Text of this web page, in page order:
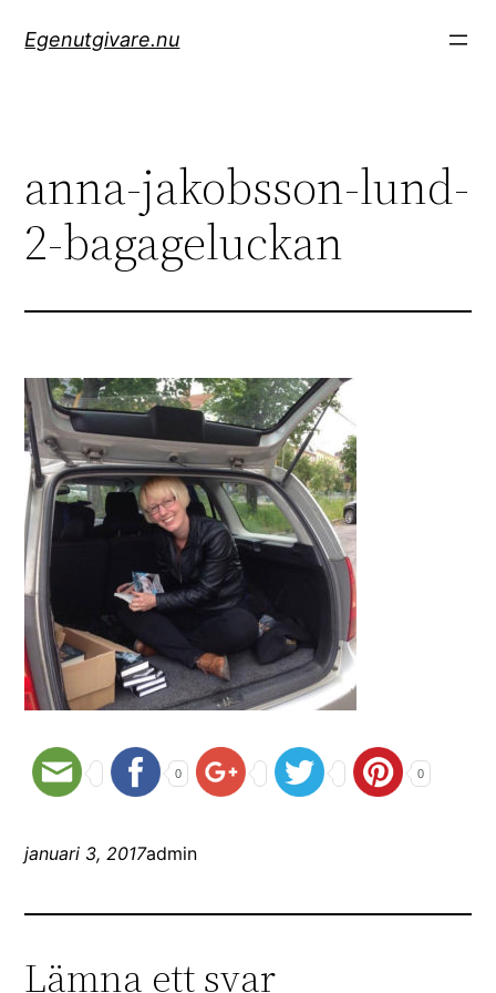
Egenutgivare.nu
anna-jakobsson-lund-
2-bagageluckan
0 0
januari 3, 2017admin
Lämna ett svar